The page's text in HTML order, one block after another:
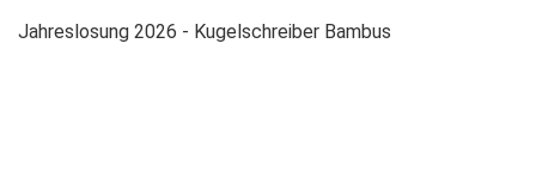
Jahreslosung 2026 - Kugelschreiber Bambus